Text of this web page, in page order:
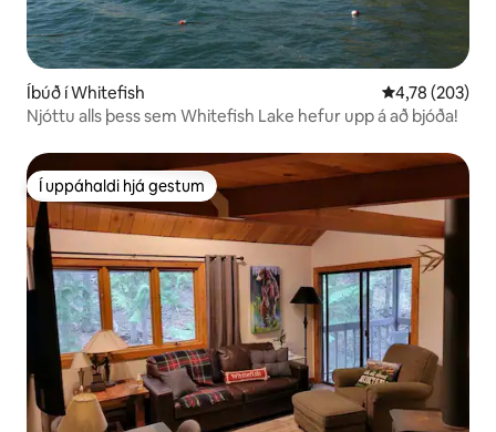
Íbúð í Whitefish 4,78 af 5 í
4,78 (203)
Njóttu alls þess sem Whitefish Lake hefur upp á að bjóða!
Í uppáhaldi hjá gestum
Í uppáhaldi hjá gestum